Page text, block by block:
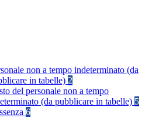
non a tempo indeterminato (da
in tabelle) 2
del personale non a tempo
(da pubblicare in tabelle) 5
6